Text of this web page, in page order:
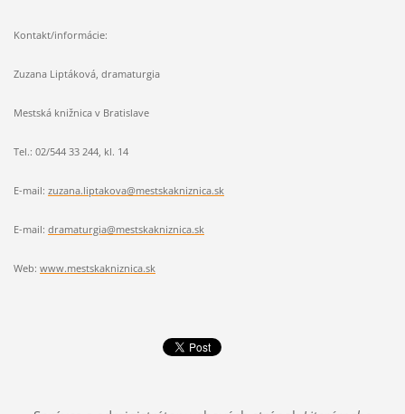
Kontakt/informácie:
Zuzana Liptáková, dramaturgia
Mestská knižnica v Bratislave
Tel.: 02/544 33 244, kl. 14
E-mail: zuzana.liptakova@mestskakniznica.sk
E-mail: dramaturgia@mestskakniznica.sk
Web: www.mestskakniznica.sk